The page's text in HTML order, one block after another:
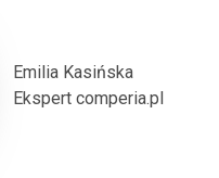
Emilia Kasińska
Ekspert comperia.pl